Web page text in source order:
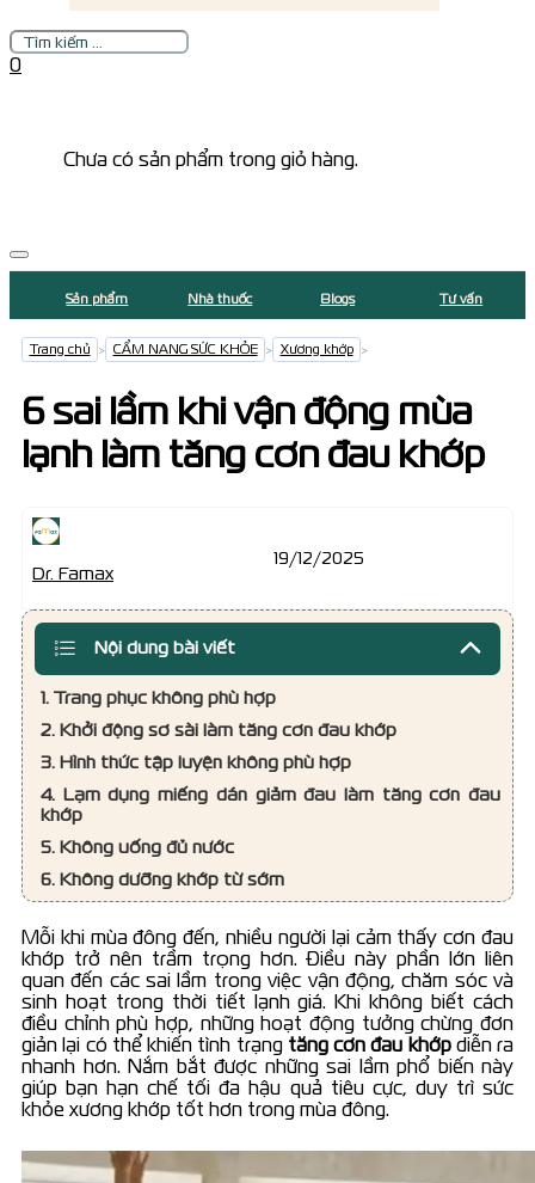
Tìm
kiếm
0
Chưa có sản phẩm trong giỏ hàng.
Sản phẩm Nhà thuốc Blogs Tư vấn
Trang chủ > CẨM NANG SỨC KHỎE > Xương khớp >
6 sai lầm khi vận động mùa
lạnh làm tăng cơn đau khớp
Dr. Famax
19/12/2025
Nội dung bài viết
1. Trang phục không phù hợp
2. Khởi động sơ sài làm tăng cơn đau khớp
3. Hình thức tập luyện không phù hợp
4. Lạm dụng miếng dán giảm đau làm tăng cơn đau
khớp
5. Không uống đủ nước
6. Không dưỡng khớp từ sớm
Mỗi khi mùa đông đến, nhiều người lại cảm thấy cơn đau
khớp trở nên trầm trọng hơn. Điều này phần lớn liên
quan đến các sai lầm trong việc vận động, chăm sóc và
sinh hoạt trong thời tiết lạnh giá. Khi không biết cách
điều chỉnh phù hợp, những hoạt động tưởng chừng đơn
giản lại có thể khiến tình trạng tăng cơn đau khớpdiễn ra
nhanh hơn. Nắm bắt được những sai lầm phổ biến này
giúp bạn hạn chế tối đa hậu quả tiêu cực, duy trì sức
khỏe xương khớp tốt hơn trong mùa đông.